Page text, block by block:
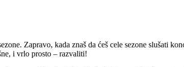
Zapravo, kada znaš da ćeš cele sezone slušati
i vrlo prosto – razvaliti!